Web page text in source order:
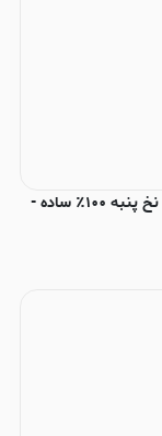
ست ترکیب رنگی کاور روتختی کامل اسموتی - تمام نخ پنبه ۱۰۰٪ ساده -